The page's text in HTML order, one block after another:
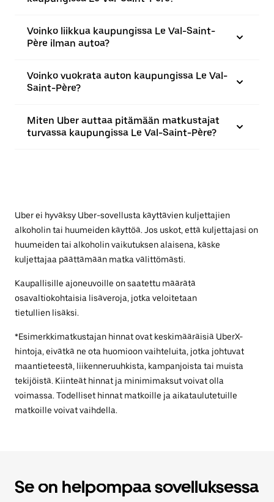
Voinko liikkua kaupungissa Le Val-Saint-
Père ilman autoa?
Voinko vuokrata auton kaupungissa Le Val-
Saint-Père?
Miten Uber auttaa pitämään matkustajat
turvassa kaupungissa Le Val-Saint-Père?
Uber ei hyväksy Uber-sovellusta käyttävien kuljettajien
alkoholin tai huumeiden käyttöä. Jos uskot, että kuljettajasi on
huumeiden tai alkoholin vaikutuksen alaisena, käske
kuljettajaa päättämään matka välittömästi.
Kaupallisille ajoneuvoille on saatettu määrätä
osavaltiokohtaisia lisäveroja, jotka veloitetaan
tietullien lisäksi.
*Esimerkkimatkustajan hinnat ovat keskimääräisiä UberX-
hintoja, eivätkä ne ota huomioon vaihteluita, jotka johtuvat
maantieteestä, liikenneruuhkista, kampanjoista tai muista
tekijöistä. Kiinteät hinnat ja minimimaksut voivat olla
voimassa. Todelliset hinnat matkoille ja aikataulutetuille
matkoille voivat vaihdella.
Se on helpompaa sovelluksessa